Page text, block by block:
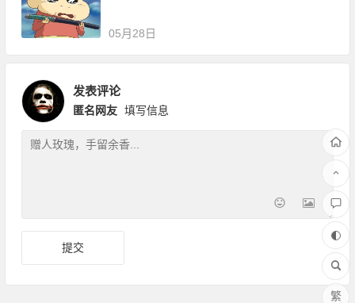
05月28日
发表评论
匿名网友 填写信息
繁